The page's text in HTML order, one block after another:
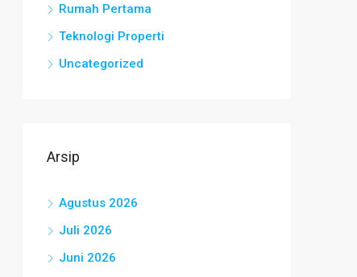
Rumah Pertama
Teknologi Properti
Uncategorized
Arsip
Agustus 2026
Juli 2026
Juni 2026